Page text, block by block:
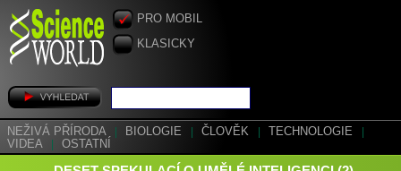
PRO MOBIL
KLASICKY
NEŽIVÁ PŘÍRODA BIOLOGIE ČLOVĚK TECHNOLOGIE
VIDEA
OSTATNÍ